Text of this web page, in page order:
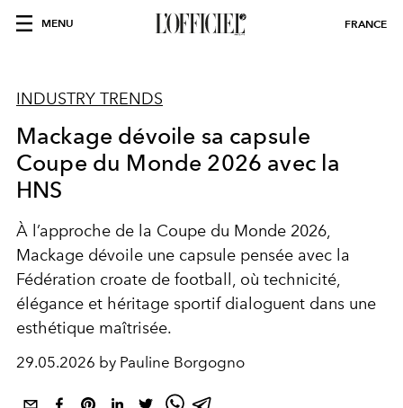
MENU FRANCE
INDUSTRY TRENDS
Mackage dévoile sa capsule
Coupe du Monde 2026 avec la
HNS
À l’approche de la Coupe du Monde 2026,
Mackage dévoile une capsule pensée avec la
Fédération croate de football, où technicité,
élégance et héritage sportif dialoguent dans une
esthétique maîtrisée.
29.05.2026 by Pauline Borgogno